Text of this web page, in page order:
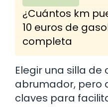
¿Cuántos km
10 euros de
completa
Elegir una silla
abrumador, pero
claves para